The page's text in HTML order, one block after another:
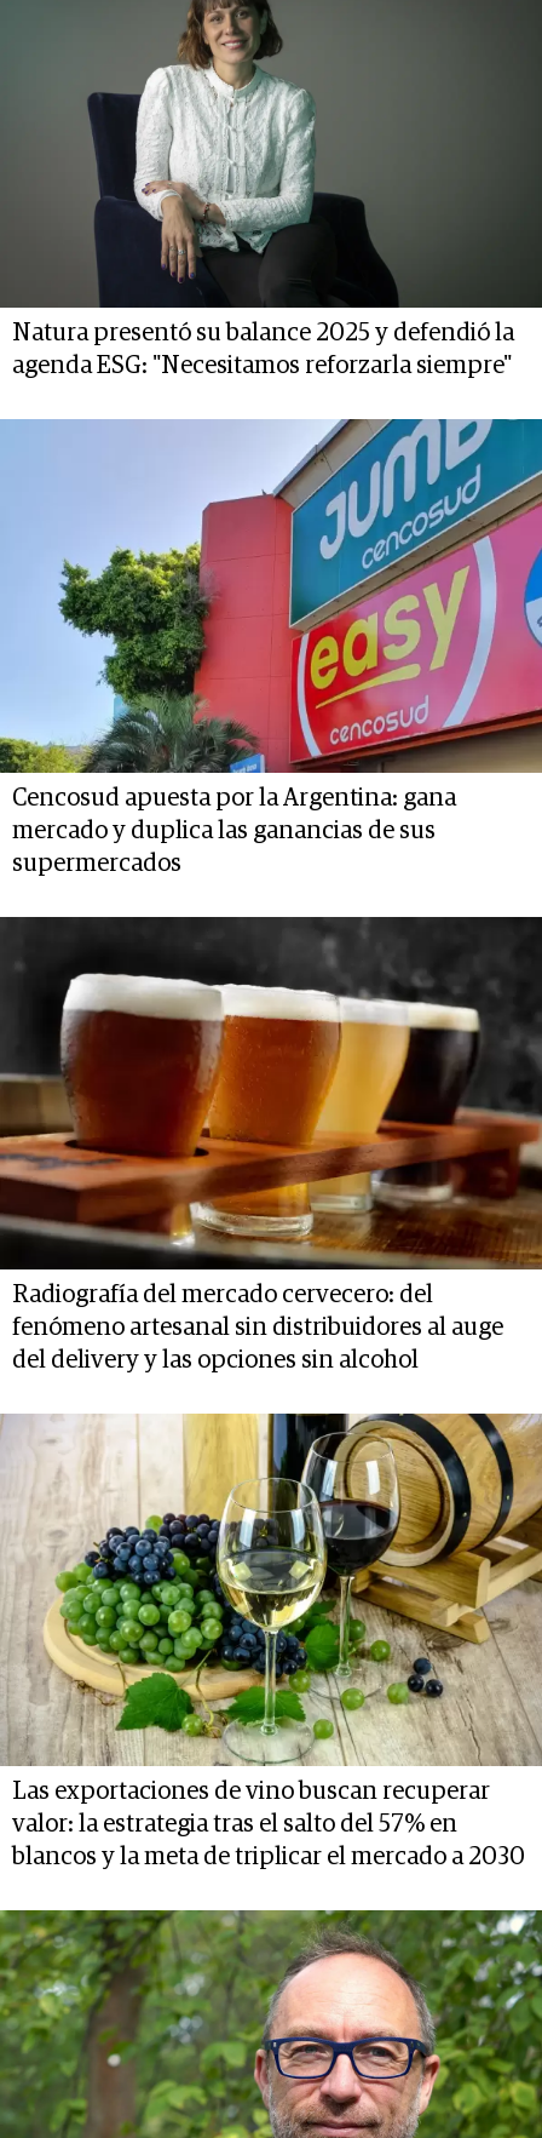
Natura presentó su balance 2025 y defendió la
agenda ESG: "Necesitamos reforzarla siempre"
Cencosud apuesta por la Argentina: gana
mercado y duplica las ganancias de sus
supermercados
Radiografía del mercado cervecero: del
fenómeno artesanal sin distribuidores al auge
del delivery y las opciones sin alcohol
Las exportaciones de vino buscan recuperar
valor: la estrategia tras el salto del 57% en
blancos y la meta de triplicar el mercado a 2030